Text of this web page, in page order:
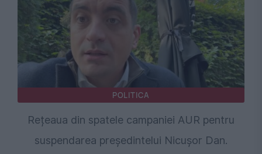
POLITICA
Rețeaua din spatele campaniei AUR pentru
suspendarea președintelui Nicușor Dan.